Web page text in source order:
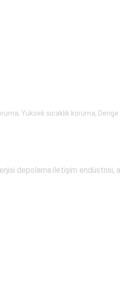
Yüksek sıcaklık koruma,
depolama.iletişim